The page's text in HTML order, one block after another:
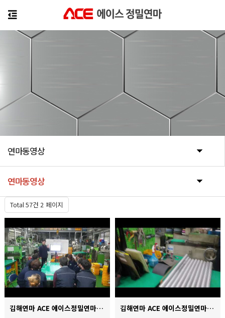
연마동영상
연마동영상
Total 57건 2 페이지
김해연마 ACE 에이스정밀연마 5대 법정 산업안전교육 전사원이 참석하며 심폐소생술 성희롱예방 직장폭력 예방교…
김해연마 ACE 에이스정밀연마 공장 실내 연마 생산작업 영상과 고객사 납품하기전 육안 품질검사 철저 팀원들은…